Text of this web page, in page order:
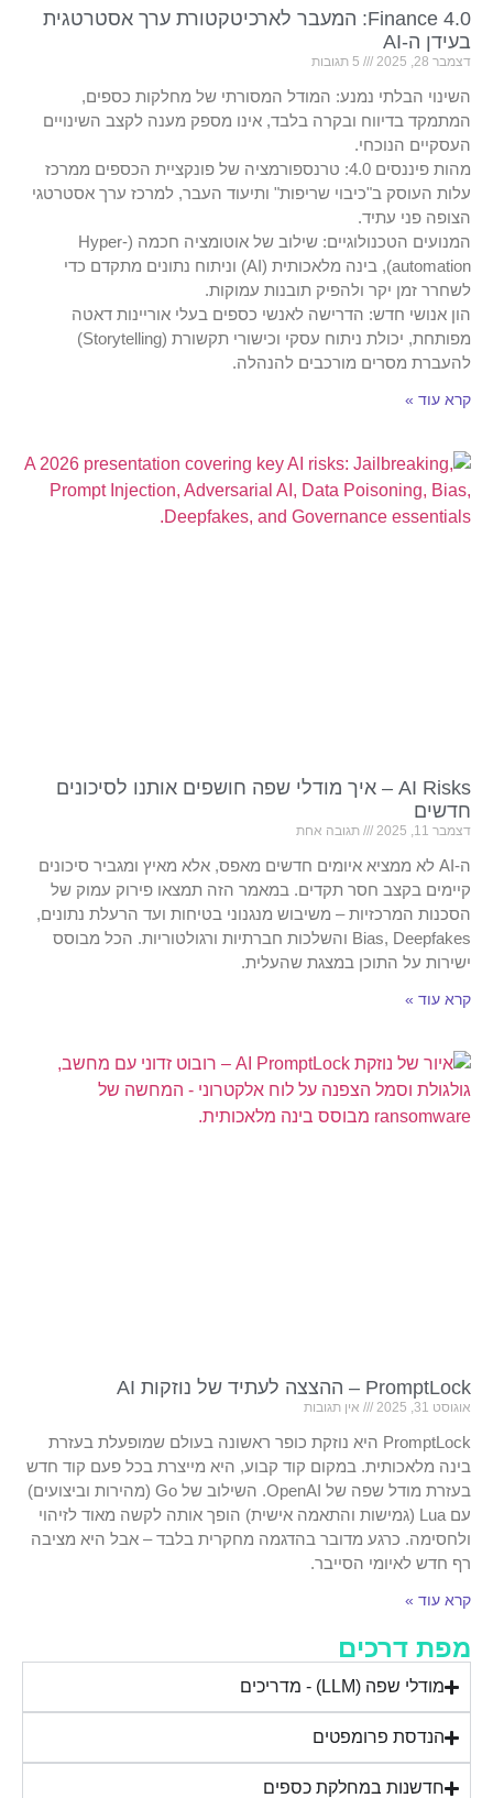
Finance 4.0: המעבר לארכיטקטורת ערך אסטרטגית
בעידן ה-AI
דצמבר 28, 2025
השינוי הבלתי נמנע: המודל המסורתי של מחלקות כספים,
המתמקד בדיווח ובקרה בלבד, אינו מספק מענה לקצב השינויים
העסקיים הנוכחי.
מהות פיננסים 4.0: טרנספורמציה של פונקציית הכספים ממרכז
עלות העוסק ב"כיבוי שריפות" ותיעוד העבר, למרכז ערך אסטרטגי
הצופה פני עתיד.
המנועים הטכנולוגיים: שילוב של אוטומציה חכמה (Hyper-
automation), בינה מלאכותית (AI) וניתוח נתונים מתקדם כדי
לשחרר זמן יקר ולהפיק תובנות עמוקות.
הון אנושי חדש: הדרישה לאנשי כספים בעלי אוריינות דאטה
מפותחת, יכולת ניתוח עסקי וכישורי תקשורת (Storytelling)
להעברת מסרים מורכבים להנהלה.
קרא עוד »
AI Risks – איך מודלי שפה חושפים אותנו לסיכונים
חדשים
דצמבר 11, 2025 תגובה אחת
ה-AI לא ממציא איומים חדשים מאפס, אלא מאיץ ומגביר סיכונים
קיימים בקצב חסר תקדים. במאמר הזה תמצאו פירוק עמוק של
הסכנות המרכזיות – משיבוש מנגנוני בטיחות ועד הרעלת נתונים,
Bias, Deepfakes והשלכות חברתיות ורגולטוריות. הכל מבוסס
ישירות על התוכן במצגת שהעלית.
קרא עוד »
PromptLock – ההצצה לעתיד של נוזקות AI
אוגוסט 31, 2025 אין תגובות
PromptLock היא נוזקת כופר ראשונה בעולם שמופעלת בעזרת
בינה מלאכותית. במקום קוד קבוע, היא מייצרת בכל פעם קוד חדש
בעזרת מודל שפה של OpenAI. השילוב של Go (מהירות וביצועים)
עם Lua (גמישות והתאמה אישית) הופך אותה לקשה מאוד לזיהוי
ולחסימה. כרגע מדובר בהדגמה מחקרית בלבד – אבל היא מציבה
רף חדש לאיומי הסייבר.
קרא עוד »
מפת דרכים
מודלי שפה (LLM) - מדריכים
הנדסת פרומפטים
חדשנות במחלקת כספים